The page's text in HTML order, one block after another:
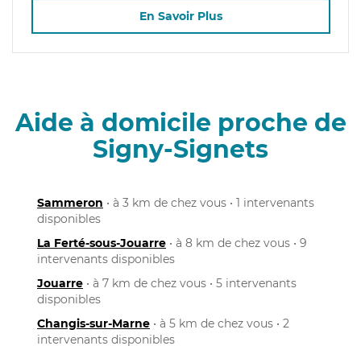
En Savoir Plus
Aide à domicile proche de
Signy-Signets
Sammeron • à 3 km de chez vous • 1 intervenants
disponibles
La Ferté-sous-Jouarre • à 8 km de chez vous • 9
intervenants disponibles
Jouarre • à 7 km de chez vous • 5 intervenants
disponibles
Changis-sur-Marne • à 5 km de chez vous • 2
intervenants disponibles